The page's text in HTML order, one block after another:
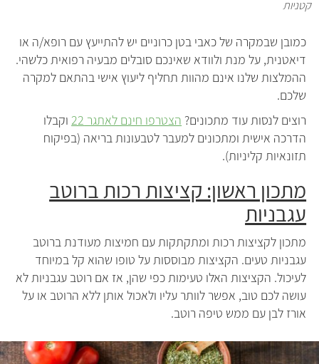
קטניות
כמובן שבמקרה של כאבי בטן כרוניים יש להתייעץ עם רופא/ה או
דיאטנית, על מנת ולוודא שאינכם סובלים מבעיה רפואית כלשהי.
ההמלצות שלנו אינם מהוות תחליף ליעוץ אישי בהתאם למקרה
שלכם.
רוצים לנסות עוד מתכונים? הצטרפו חינם לאתגר 22
וקבלו
הדרכה אישית ומתכונים למעבר לטבעונות בריאה (בפיקוח
תזונאיות קליניות).
מתכון ראשון: קציצות רכות ברוטב
עגבניות
מתכון לקציצות רכות ומתקתקות עם חמיצות מעודנת ברוטב
עגבניות טעים. הקציצות מבוססות על טופו שהוא קל במיוחד
לעיכול. הקציצות האלו טעימות כפי שהן, אז אם רוטב עגבניות לא
עושה לכם טוב, אפשר לוותר עליו ולאכול אותן ללא הרוטב או על
אורז לבן עם ממש טיפה רוטב.